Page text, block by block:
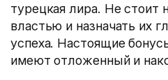
турецкая лира. Не стоит
властью и назначать их
успеха. Настоящие
имеют отложенный и